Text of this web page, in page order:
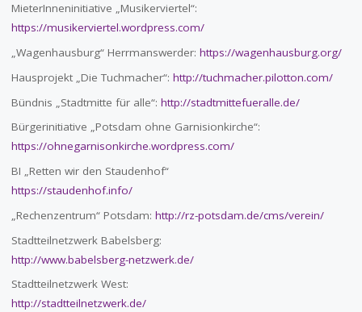
MieterInneninitiative „Musikerviertel“:
https://musikerviertel.wordpress.com/
„Wagenhausburg“ Herrmanswerder: https://wagenhausburg.org/
Hausprojekt „Die Tuchmacher“: http://tuchmacher.pilotton.com/
Bündnis „Stadtmitte für alle“: http://stadtmittefueralle.de/
Bürgerinitiative „Potsdam ohne Garnisionkirche“:
https://ohnegarnisonkirche.wordpress.com/
BI „Retten wir den Staudenhof“
https://staudenhof.info/
„Rechenzentrum“ Potsdam: http://rz-potsdam.de/cms/verein/
Stadtteilnetzwerk Babelsberg:
http://www.babelsberg-netzwerk.de/
Stadtteilnetzwerk West:
http://stadtteilnetzwerk.de/